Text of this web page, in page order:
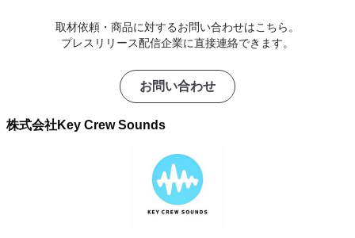
取材依頼・商品に対するお問い合わせはこちら。
プレスリリース配信企業に直接連絡できます。
お問い合わせ
株式会社Key Crew Sounds